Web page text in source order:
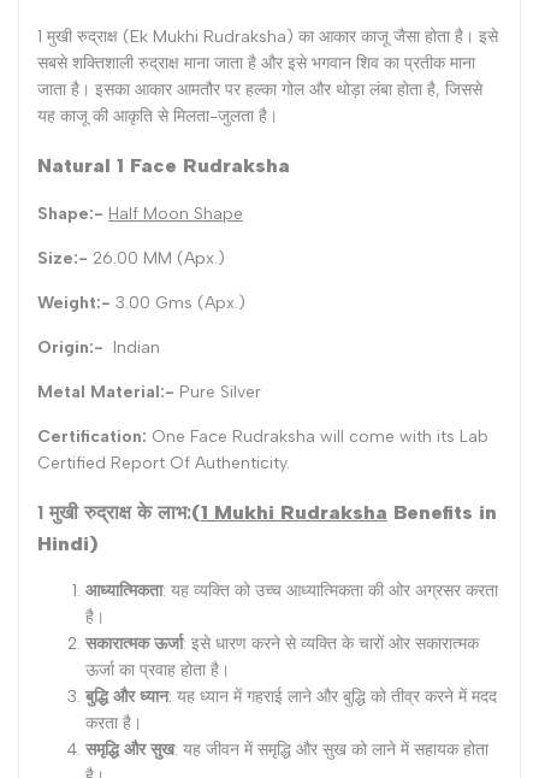
1 मुखी रुद्राक्ष (Ek Mukhi Rudraksha) का आकार काजू जैसा होता है। इसे
सबसे शक्तिशाली रुद्राक्ष माना जाता है और इसे भगवान शिव का प्रतीक माना
जाता है। इसका आकार आमतौर पर हल्का गोल और थोड़ा लंबा होता है, जिससे
यह काजू की आकृति से मिलता-जुलता है।
Natural 1 Face Rudraksha
Shape:- Half Moon Shape
Size:- 26.00 MM (Apx.)
Weight:- 3.00 Gms (Apx.)
Origin:- Indian
Metal Material:- Pure Silver
Certification: One Face Rudraksha will come with its Lab
Certified Report Of Authenticity.
1 मुखी रुद्राक्ष के लाभ:(1 Mukhi Rudraksha Benefits in
Hindi)
आध्यात्मिकता: यह व्यक्ति को उच्च आध्यात्मिकता की ओर अग्रसर करता
है।
सकारात्मक ऊर्जा: इसे धारण करने से व्यक्ति के चारों ओर सकारात्मक
ऊर्जा का प्रवाह होता है।
बुद्धि और ध्यान: यह ध्यान में गहराई लाने और बुद्धि को तीव्र करने में मदद
करता है।
समृद्धि और सुख: यह जीवन में समृद्धि और सुख को लाने में सहायक होता